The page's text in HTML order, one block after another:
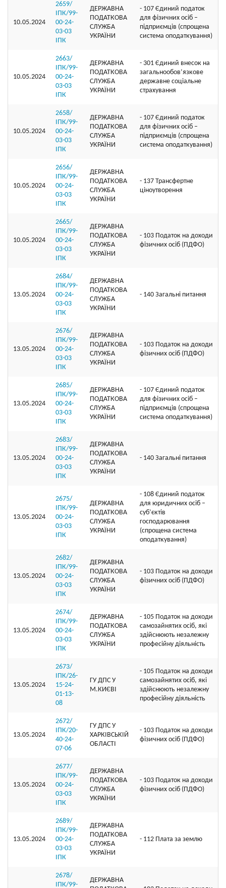
10.05.2024
2659/
ІПК/99-
00-24-
03-03
ІПК
ДЕРЖАВНА
ПОДАТКОВА
СЛУЖБА
УКРАЇНИ
- 107 Єдиний податок
для фізичних осіб –
підприємців (спрощена
система оподаткування)
10.05.2024
2663/
ІПК/99-
00-24-
03-03
ІПК
ДЕРЖАВНА
ПОДАТКОВА
СЛУЖБА
УКРАЇНИ
- 301 Єдиний внесок на
загальнообов’язкове
державне соціальне
страхування
10.05.2024
2658/
ІПК/99-
00-24-
03-03
ІПК
ДЕРЖАВНА
ПОДАТКОВА
СЛУЖБА
УКРАЇНИ
- 107 Єдиний податок
для фізичних осіб –
підприємців (спрощена
система оподаткування)
10.05.2024
2656/
ІПК/99-
00-24-
03-03
ІПК
ДЕРЖАВНА
ПОДАТКОВА
СЛУЖБА
УКРАЇНИ
- 137 Трансфертне
ціноутворення
10.05.2024
2665/
ІПК/99-
00-24-
03-03
ІПК
ДЕРЖАВНА
ПОДАТКОВА
СЛУЖБА
УКРАЇНИ
- 103 Податок на доходи
фізичних осіб (ПДФО)
13.05.2024
2684/
ІПК/99-
00-24-
03-03
ІПК
ДЕРЖАВНА
ПОДАТКОВА
СЛУЖБА
УКРАЇНИ
- 140 Загальні питання
13.05.2024
2676/
ІПК/99-
00-24-
03-03
ІПК
ДЕРЖАВНА
ПОДАТКОВА
СЛУЖБА
УКРАЇНИ
- 103 Податок на доходи
фізичних осіб (ПДФО)
13.05.2024
2685/
ІПК/99-
00-24-
03-03
ІПК
ДЕРЖАВНА
ПОДАТКОВА
СЛУЖБА
УКРАЇНИ
- 107 Єдиний податок
для фізичних осіб –
підприємців (спрощена
система оподаткування)
13.05.2024
2683/
ІПК/99-
00-24-
03-03
ІПК
ДЕРЖАВНА
ПОДАТКОВА
СЛУЖБА
УКРАЇНИ
- 140 Загальні питання
13.05.2024
2675/
ІПК/99-
00-24-
03-03
ІПК
ДЕРЖАВНА
ПОДАТКОВА
СЛУЖБА
УКРАЇНИ
- 108 Єдиний податок
для юридичних осіб –
суб’єктів
господарювання
(спрощена система
оподаткування)
13.05.2024
2682/
ІПК/99-
00-24-
03-03
ІПК
ДЕРЖАВНА
ПОДАТКОВА
СЛУЖБА
УКРАЇНИ
- 103 Податок на доходи
фізичних осіб (ПДФО)
13.05.2024
2674/
ІПК/99-
00-24-
03-03
ІПК
ДЕРЖАВНА
ПОДАТКОВА
СЛУЖБА
УКРАЇНИ
- 105 Податок на доходи
самозайнятих осіб, які
здійснюють незалежну
професійну діяльність
13.05.2024
2673/
ІПК/26-
15-24-
01-13-
08
ГУ ДПС У
М.КИЄВІ
- 105 Податок на доходи
самозайнятих осіб, які
здійснюють незалежну
професійну діяльність
13.05.2024
2672/
ІПК/20-
40-24-
07-06
ГУ ДПС У
ХАРКІВСЬКІЙ
ОБЛАСТІ
- 103 Податок на доходи
фізичних осіб (ПДФО)
13.05.2024
2677/
ІПК/99-
00-24-
03-03
ІПК
ДЕРЖАВНА
ПОДАТКОВА
СЛУЖБА
УКРАЇНИ
- 103 Податок на доходи
фізичних осіб (ПДФО)
13.05.2024
2689/
ІПК/99-
00-24-
03-03
ІПК
ДЕРЖАВНА
ПОДАТКОВА
СЛУЖБА
УКРАЇНИ
- 112 Плата за землю
2678/
ІПК/99-
ДЕРЖАВНА